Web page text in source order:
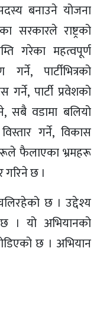
बनाउने योजना
राष्ट्रको
गरेका महत्वपूर्ण
पार्टीभित्रको
पार्टी प्रवेशको
सबै वडामा बलियो
गर्ने, विकास
फैलाएका भ्रमहरू
गरिने छ ।
छ । उद्देश्य
। यो अभियानको
छ । अभियान